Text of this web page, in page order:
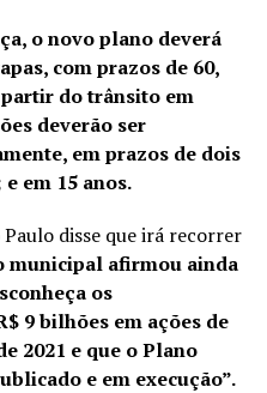
o novo plano deverá
com prazos de 60,
partir do trânsito em
deverão ser
em prazos de dois
em 15 anos.
disse que irá recorrer
municipal afirmou ainda
os
9 bilhões em ações de
2021 e que o Plano
e em execução”.